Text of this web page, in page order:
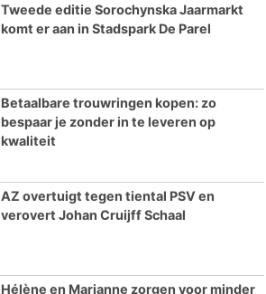
Tweede editie Sorochynska Jaarmarkt
komt er aan in Stadspark De Parel
Betaalbare trouwringen kopen: zo
bespaar je zonder in te leveren op
kwaliteit
AZ overtuigt tegen tiental PSV en
verovert Johan Cruijff Schaal
Hélène en Marianne zorgen voor minder